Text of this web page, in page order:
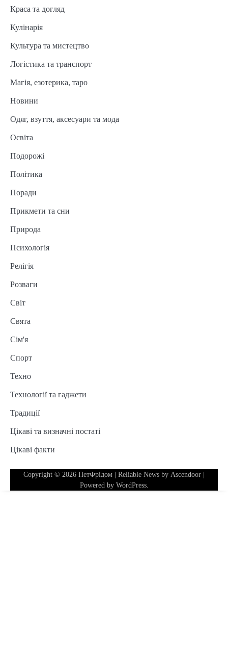
Краса та догляд
Кулінарія
Культура та мистецтво
Логістика та транспорт
Магія, езотерика, таро
Новини
Одяг, взуття, аксесуари та мода
Освіта
Подорожі
Політика
Поради
Прикмети та сни
Природа
Психологія
Релігія
Розваги
Світ
Свята
Сім'я
Спорт
Техно
Технології та гаджети
Традиції
Цікаві та визначні постаті
Цікаві факти
Copyright © 2026 НетФрідом | Reliable News by Ascendoor
Powered by WordPress.